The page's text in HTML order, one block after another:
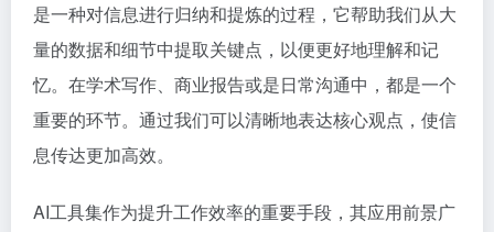
是一种对信息进行归纳和提炼的过程，它帮助我们从大
量的数据和细节中提取关键点，以便更好地理解和记
忆。在学术写作、商业报告或是日常沟通中，都是一个
重要的环节。通过我们可以清晰地表达核心观点，使信
息传达更加高效。
AI工具集作为提升工作效率的重要手段，其应用前景广